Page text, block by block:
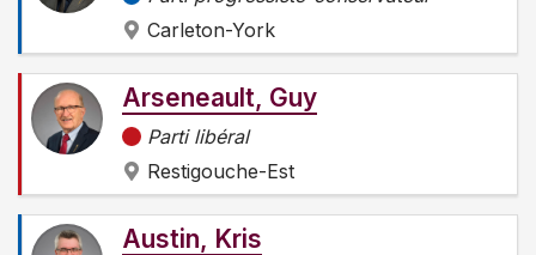
Carleton-York
Arseneault, Guy
Parti libéral
Restigouche-Est
Austin, Kris